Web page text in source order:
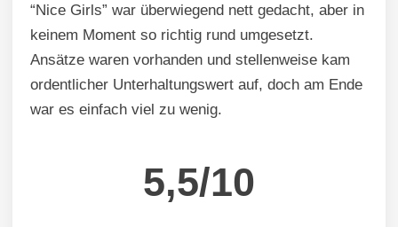
“Nice Girls” war überwiegend nett gedacht, aber in
keinem Moment so richtig rund umgesetzt.
Ansätze waren vorhanden und stellenweise kam
ordentlicher Unterhaltungswert auf, doch am Ende
war es einfach viel zu wenig.
5,5/10